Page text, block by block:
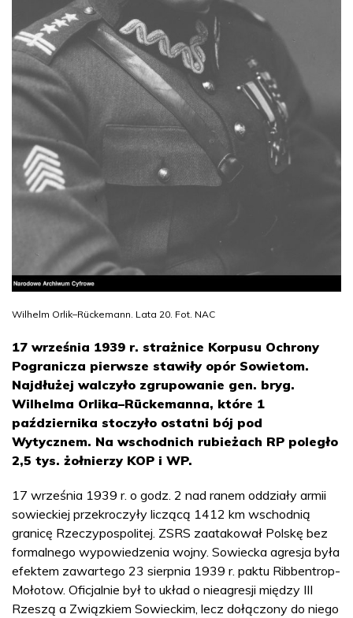
Wilhelm Orlik–Rückemann. Lata 20. Fot. NAC
17 września 1939 r. strażnice Korpusu Ochrony
Pogranicza pierwsze stawiły opór Sowietom.
Najdłużej walczyło zgrupowanie gen. bryg.
Wilhelma Orlika–Rückemanna, które 1
października stoczyło ostatni bój pod
Wytycznem. Na wschodnich rubieżach RP poległo
2,5 tys. żołnierzy KOP i WP.
17 września 1939 r. o godz. 2 nad ranem oddziały armii
sowieckiej przekroczyły liczącą 1412 km wschodnią
granicę Rzeczypospolitej. ZSRS zaatakował Polskę bez
formalnego wypowiedzenia wojny. Sowiecka agresja była
efektem zawartego 23 sierpnia 1939 r. paktu Ribbentrop-
Mołotow. Oficjalnie był to układ o nieagresji między III
Rzeszą a Związkiem Sowieckim, lecz dołączony do niego